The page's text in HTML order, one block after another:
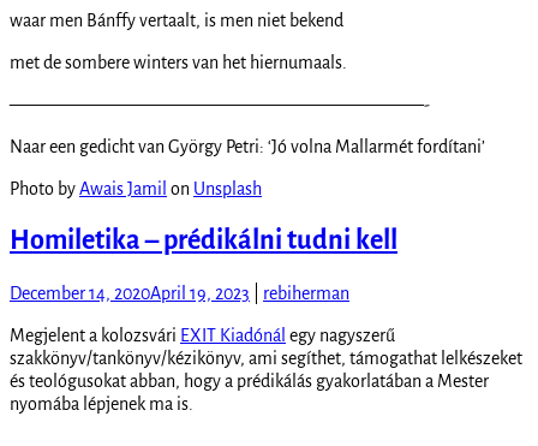
waar men Bánffy vertaalt, is men niet bekend
met de sombere winters van het hiernumaals.
———————————————————————-
Naar een gedicht van György Petri: ‘Jó volna Mallarmét fordítani’
Photo byAwais Jamil on Unsplash
Homiletika – prédikálni tudni kell
December 14, 2020April 19, 2023 rebiherman
Megjelent a kolozsvári EXIT Kiadónál egy nagyszerű
szakkönyv/tankönyv/kézikönyv, ami segíthet, támogathat lelkészeket
és teológusokat abban, hogy a prédikálás gyakorlatában a Mester
nyomába lépjenek ma is.